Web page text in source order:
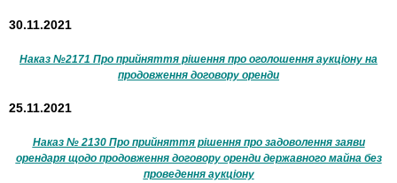
30.11.2021
Наказ №2171 Про прийняття рішення про оголошення аукціону на
продовження договору оренди
25.11.2021
Наказ № 2130 Про прийняття рішення про задоволення заяви
орендаря щодо продовження договору оренди державного майна без
проведення аукціону